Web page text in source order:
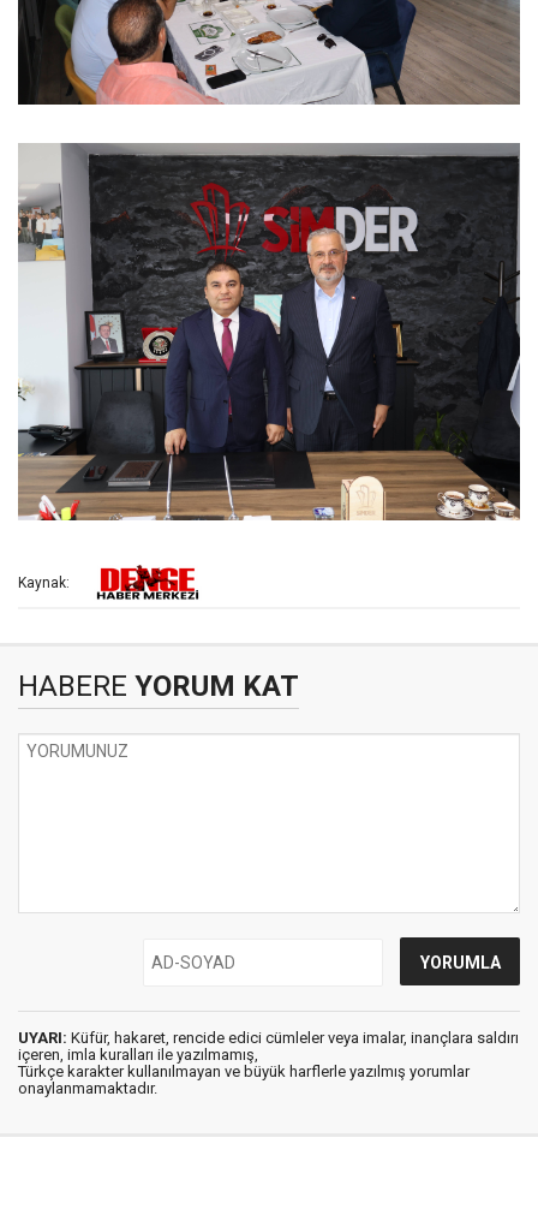
Kaynak:
HABERE YORUM KAT
UYARI: Küfür, hakaret, rencide edici cümleler veya imalar, inançlara saldırı
içeren, imla kuralları ile yazılmamış,
Türkçe karakter kullanılmayan ve büyük harflerle yazılmış yorumlar
onaylanmamaktadır.